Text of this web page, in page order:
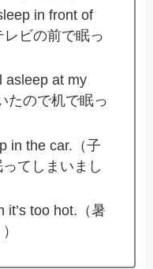
in front of
ビの前で眠っ
asleep at my
たので机で眠っ
in the car.（子
てしまいまし
it’s too hot.（暑